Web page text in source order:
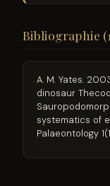
Bibliographie
A. M. Yates.
dinosaur
systematics of
Palaeontology